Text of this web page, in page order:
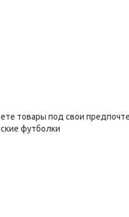
товары под свои
футболки